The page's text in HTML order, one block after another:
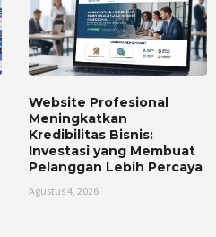
Website Profesional
Meningkatkan
Kredibilitas Bisnis:
Investasi yang Membuat
Pelanggan Lebih Percaya
Agustus 4, 2026